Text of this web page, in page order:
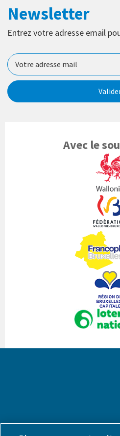
Newsletter
Entrez votre adresse email
Avec le